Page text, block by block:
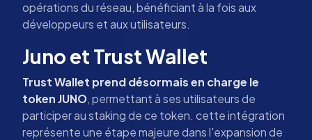
opérations du réseau, bénéficiant à la fois aux
développeurs et aux utilisateurs.
Juno et Trust Wallet
Trust Wallet prend désormais en charge le
token JUNO, permettant à ses utilisateurs de
participer au staking de ce token. cette intégration
représente une étape majeure dans l'expansion de